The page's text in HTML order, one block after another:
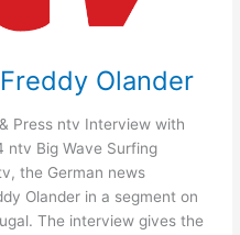
Olander
Press ntv Interview with
ntv Big Wave Surfing
the German news
Olander in a segment on
The interview gives the